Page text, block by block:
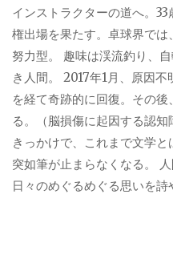
インストラクターの道へ。
権出場を果たす。卓球界で
努力型。 趣味は渓流釣り、
き人間。 2017年1月、原因
を経て奇跡的に回復。その
る。（脳損傷に起因する認
きっかけで、これまで文学と
突如筆が止まらなくなる。
日々のめぐるめぐる思いを詩